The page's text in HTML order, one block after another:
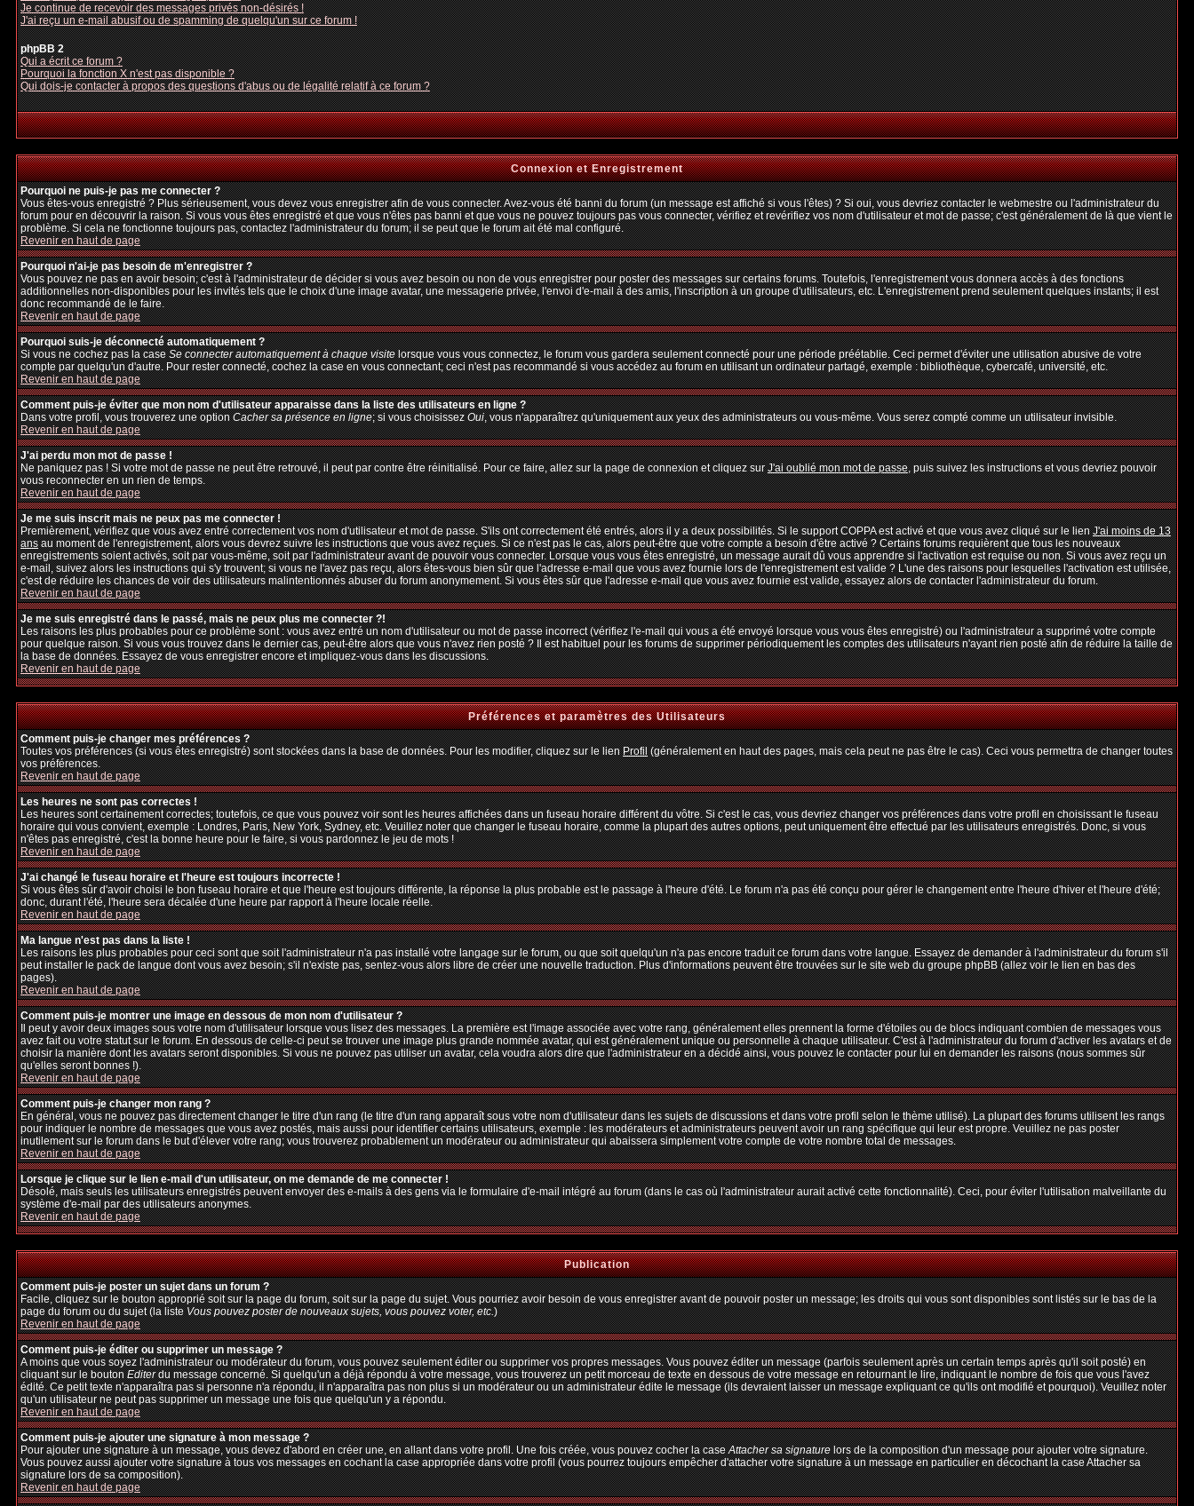
Je continue de recevoir des messages privés non-désirés !
J'ai reçu un e-mail abusif ou de spamming de quelqu'un sur ce forum !
phpBB 2
Qui a écrit ce forum ?
Pourquoi la fonction X n'est pas disponible ?
Qui dois-je contacter à propos des questions d'abus ou de légalité relatif à ce forum ?
Connexion et Enregistrement
Pourquoi ne puis-je pas me connecter ?
Vous êtes-vous enregistré ? Plus sérieusement, vous devez vous enregistrer afin de vous connecter. Avez-vous été banni du forum (un message est affiché si vous l'êtes) ? Si oui, vous devriez contacter le webmestre ou l'administrateur du
forum pour en découvrir la raison. Si vous vous êtes enregistré et que vous n'êtes pas banni et que vous ne pouvez toujours pas vous connecter, vérifiez et revérifiez vos nom d'utilisateur et mot de passe; c'est généralement de là que vient le
problème. Si cela ne fonctionne toujours pas, contactez l'administrateur du forum; il se peut que le forum ait été mal configuré.
Revenir en haut de page
Pourquoi n'ai-je pas besoin de m'enregistrer ?
Vous pouvez ne pas en avoir besoin; c'est à l'administrateur de décider si vous avez besoin ou non de vous enregistrer pour poster des messages sur certains forums. Toutefois, l'enregistrement vous donnera accès à des fonctions
additionnelles non-disponibles pour les invités tels que le choix d'une image avatar, une messagerie privée, l'envoi d'e-mail à des amis, l'inscription à un groupe d'utilisateurs, etc. L'enregistrement prend seulement quelques instants; il est
donc recommandé de le faire.
Revenir en haut de page
Pourquoi suis-je déconnecté automatiquement ?
Si vous ne cochez pas la caseSe connecter automatiquement à chaque visitelorsque vous vous connectez, le forum vous gardera seulement connecté pour une période préétablie. Ceci permet d'éviter une utilisation abusive de votre
compte par quelqu'un d'autre. Pour rester connecté, cochez la case en vous connectant; ceci n'est pas recommandé si vous accédez au forum en utilisant un ordinateur partagé, exemple : bibliothèque, cybercafé, université, etc.
Revenir en haut de page
Comment puis-je éviter que mon nom d'utilisateur apparaisse dans la liste des utilisateurs en ligne ?
Dans votre profil, vous trouverez une optionCacher sa présence en ligne; si vous choisissezOui, vous n'apparaîtrez qu'uniquement aux yeux des administrateurs ou vous-même. Vous serez compté comme un utilisateur invisible.
Revenir en haut de page
J'ai perdu mon mot de passe !
Ne paniquez pas ! Si votre mot de passe ne peut être retrouvé, il peut par contre être réinitialisé. Pour ce faire, allez sur la page de connexion et cliquez surJ'ai oublié mon mot de passe, puis suivez les instructions et vous devriez pouvoir
vous reconnecter en un rien de temps.
Revenir en haut de page
Je me suis inscrit mais ne peux pas me connecter !
Premièrement, vérifiez que vous avez entré correctement vos nom d'utilisateur et mot de passe. S'ils ont correctement été entrés, alors il y a deux possibilités. Si le support COPPA est activé et que vous avez cliqué sur le lienJ'ai moins de 13
ansau moment de l'enregistrement, alors vous devrez suivre les instructions que vous avez reçues. Si ce n'est pas le cas, alors peut-être que votre compte a besoin d'être activé ? Certains forums requièrent que tous les nouveaux
enregistrements soient activés, soit par vous-même, soit par l'administrateur avant de pouvoir vous connecter. Lorsque vous vous êtes enregistré, un message aurait dû vous apprendre si l'activation est requise ou non. Si vous avez reçu un
e-mail, suivez alors les instructions qui s'y trouvent; si vous ne l'avez pas reçu, alors êtes-vous bien sûr que l'adresse e-mail que vous avez fournie lors de l'enregistrement est valide ? L'une des raisons pour lesquelles l'activation est utilisée,
c'est de réduire les chances de voir des utilisateurs malintentionnés abuser du forum anonymement. Si vous êtes sûr que l'adresse e-mail que vous avez fournie est valide, essayez alors de contacter l'administrateur du forum.
Revenir en haut de page
Je me suis enregistré dans le passé, mais ne peux plus me connecter ?!
Les raisons les plus probables pour ce problème sont : vous avez entré un nom d'utilisateur ou mot de passe incorrect (vérifiez l'e-mail qui vous a été envoyé lorsque vous vous êtes enregistré) ou l'administrateur a supprimé votre compte
pour quelque raison. Si vous vous trouvez dans le dernier cas, peut-être alors que vous n'avez rien posté ? Il est habituel pour les forums de supprimer périodiquement les comptes des utilisateurs n'ayant rien posté afin de réduire la taille de
la base de données. Essayez de vous enregistrer encore et impliquez-vous dans les discussions.
Revenir en haut de page
Préférences et paramètres des Utilisateurs
Comment puis-je changer mes préférences ?
Toutes vos préférences (si vous êtes enregistré) sont stockées dans la base de données. Pour les modifier, cliquez sur le lienProfil(généralement en haut des pages, mais cela peut ne pas être le cas). Ceci vous permettra de changer toutes
vos préférences.
Revenir en haut de page
Les heures ne sont pas correctes !
Les heures sont certainement correctes; toutefois, ce que vous pouvez voir sont les heures affichées dans un fuseau horaire différent du vôtre. Si c'est le cas, vous devriez changer vos préférences dans votre profil en choisissant le fuseau
horaire qui vous convient, exemple : Londres, Paris, New York, Sydney, etc. Veuillez noter que changer le fuseau horaire, comme la plupart des autres options, peut uniquement être effectué par les utilisateurs enregistrés. Donc, si vous
n'êtes pas enregistré, c'est la bonne heure pour le faire, si vous pardonnez le jeu de mots !
Revenir en haut de page
J'ai changé le fuseau horaire et l'heure est toujours incorrecte !
Si vous êtes sûr d'avoir choisi le bon fuseau horaire et que l'heure est toujours différente, la réponse la plus probable est le passage à l'heure d'été. Le forum n'a pas été conçu pour gérer le changement entre l'heure d'hiver et l'heure d'été;
donc, durant l'été, l'heure sera décalée d'une heure par rapport à l'heure locale réelle.
Revenir en haut de page
Ma langue n'est pas dans la liste !
Les raisons les plus probables pour ceci sont que soit l'administrateur n'a pas installé votre langage sur le forum, ou que soit quelqu'un n'a pas encore traduit ce forum dans votre langue. Essayez de demander à l'administrateur du forum s'il
peut installer le pack de langue dont vous avez besoin; s'il n'existe pas, sentez-vous alors libre de créer une nouvelle traduction. Plus d'informations peuvent être trouvées sur le site web du groupe phpBB (allez voir le lien en bas des
pages).
Revenir en haut de page
Comment puis-je montrer une image en dessous de mon nom d'utilisateur ?
Il peut y avoir deux images sous votre nom d'utilisateur lorsque vous lisez des messages. La première est l'image associée avec votre rang, généralement elles prennent la forme d'étoiles ou de blocs indiquant combien de messages vous
avez fait ou votre statut sur le forum. En dessous de celle-ci peut se trouver une image plus grande nommée avatar, qui est généralement unique ou personnelle à chaque utilisateur. C'est à l'administrateur du forum d'activer les avatars et de
choisir la manière dont les avatars seront disponibles. Si vous ne pouvez pas utiliser un avatar, cela voudra alors dire que l'administrateur en a décidé ainsi, vous pouvez le contacter pour lui en demander les raisons (nous sommes sûr
qu'elles seront bonnes !).
Revenir en haut de page
Comment puis-je changer mon rang ?
En général, vous ne pouvez pas directement changer le titre d'un rang (le titre d'un rang apparaît sous votre nom d'utilisateur dans les sujets de discussions et dans votre profil selon le thème utilisé). La plupart des forums utilisent les rangs
pour indiquer le nombre de messages que vous avez postés, mais aussi pour identifier certains utilisateurs, exemple : les modérateurs et administrateurs peuvent avoir un rang spécifique qui leur est propre. Veuillez ne pas poster
inutilement sur le forum dans le but d'élever votre rang; vous trouverez probablement un modérateur ou administrateur qui abaissera simplement votre compte de votre nombre total de messages.
Revenir en haut de page
Lorsque je clique sur le lien e-mail d'un utilisateur, on me demande de me connecter !
Désolé, mais seuls les utilisateurs enregistrés peuvent envoyer des e-mails à des gens via le formulaire d'e-mail intégré au forum (dans le cas où l'administrateur aurait activé cette fonctionnalité). Ceci, pour éviter l'utilisation malveillante du
système d'e-mail par des utilisateurs anonymes.
Revenir en haut de page
Publication
Comment puis-je poster un sujet dans un forum ?
Facile, cliquez sur le bouton approprié soit sur la page du forum, soit sur la page du sujet. Vous pourriez avoir besoin de vous enregistrer avant de pouvoir poster un message; les droits qui vous sont disponibles sont listés sur le bas de la
page du forum ou du sujet (la listeVous pouvez poster de nouveaux sujets, vous pouvez voter, etc.)
Revenir en haut de page
Comment puis-je éditer ou supprimer un message ?
A moins que vous soyez l'administrateur ou modérateur du forum, vous pouvez seulement éditer ou supprimer vos propres messages. Vous pouvez éditer un message (parfois seulement après un certain temps après qu'il soit posté) en
cliquant sur le boutonEditerdu message concerné. Si quelqu'un a déjà répondu à votre message, vous trouverez un petit morceau de texte en dessous de votre message en retournant le lire, indiquant le nombre de fois que vous l'avez
édité. Ce petit texte n'apparaîtra pas si personne n'a répondu, il n'apparaîtra pas non plus si un modérateur ou un administrateur édite le message (ils devraient laisser un message expliquant ce qu'ils ont modifié et pourquoi). Veuillez noter
qu'un utilisateur ne peut pas supprimer un message une fois que quelqu'un y a répondu.
Revenir en haut de page
Comment puis-je ajouter une signature à mon message ?
Pour ajouter une signature à un message, vous devez d'abord en créer une, en allant dans votre profil. Une fois créée, vous pouvez cocher la caseAttacher sa signaturelors de la composition d'un message pour ajouter votre signature.
Vous pouvez aussi ajouter votre signature à tous vos messages en cochant la case appropriée dans votre profil (vous pourrez toujours empêcher d'attacher votre signature à un message en particulier en décochant la case Attacher sa
signature lors de sa composition).
Revenir en haut de page